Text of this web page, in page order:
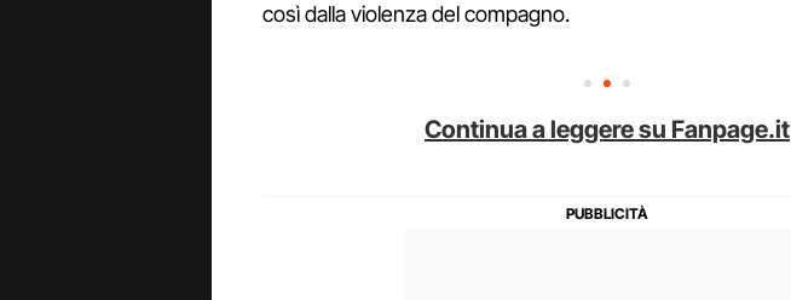
così dalla violenza del compagno.
Continua a leggere su Fanpage.it